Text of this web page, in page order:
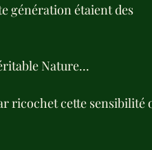
génération étaient des
Nature...
ricochet cette sensibilité